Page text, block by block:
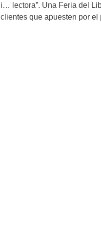
i… lectora”. Una Feria del
clientes que apuesten por